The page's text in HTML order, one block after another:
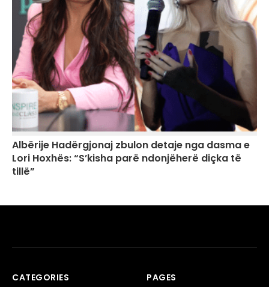
Albërije Hadërgjonaj zbulon detaje nga dasma e
Lori Hoxhës: “S’kisha parë ndonjëherë diçka të
tillë”
CATEGORIES PAGES